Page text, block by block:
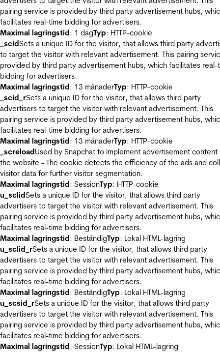
pairing service is provided by third party advertisement hubs,
facilitates real-time bidding for advertisers.
Maximal lagringstid: 1 dagTyp: HTTP-cookie
_scidSets a unique ID for the visitor, that allows third party
to target the visitor with relevant advertisement. This pairing
provided by third party advertisement hubs, which facilitates real-
bidding for advertisers.
Maximal lagringstid: 13 månaderTyp: HTTP-cookie
_scid_rSets a unique ID for the visitor, that allows third party
advertisers to target the visitor with relevant advertisement. This
pairing service is provided by third party advertisement hubs,
facilitates real-time bidding for advertisers.
Maximal lagringstid: 13 månaderTyp: HTTP-cookie
_screloadUsed by Snapchat to implement advertisement content
the website - The cookie detects the efficiency of the ads and
visitor data for further visitor segmentation.
Maximal lagringstid: SessionTyp: HTTP-cookie
u_sclidSets a unique ID for the visitor, that allows third party
advertisers to target the visitor with relevant advertisement. This
pairing service is provided by third party advertisement hubs,
facilitates real-time bidding for advertisers.
Maximal lagringstid: BeständigTyp: Lokal HTML-lagring
u_sclid_rSets a unique ID for the visitor, that allows third party
advertisers to target the visitor with relevant advertisement. This
pairing service is provided by third party advertisement hubs,
facilitates real-time bidding for advertisers.
Maximal lagringstid: BeständigTyp: Lokal HTML-lagring
u_scsid_rSets a unique ID for the visitor, that allows third party
advertisers to target the visitor with relevant advertisement. This
pairing service is provided by third party advertisement hubs,
facilitates real-time bidding for advertisers.
Maximal lagringstid: SessionTyp: Lokal HTML-lagring